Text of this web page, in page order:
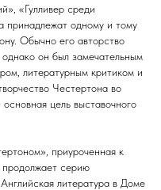
«Гулливер среди
принадлежат одному и тому
Обычно его авторство
он был замечательным
литературным критиком и
Честертона во
цель выставочного
приуроченная к
серию
литература в Доме